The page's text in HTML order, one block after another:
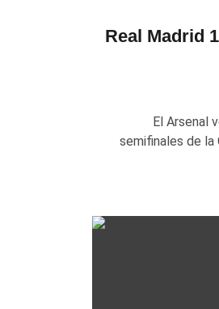
Real Madrid
El Arsenal
semifinales de la